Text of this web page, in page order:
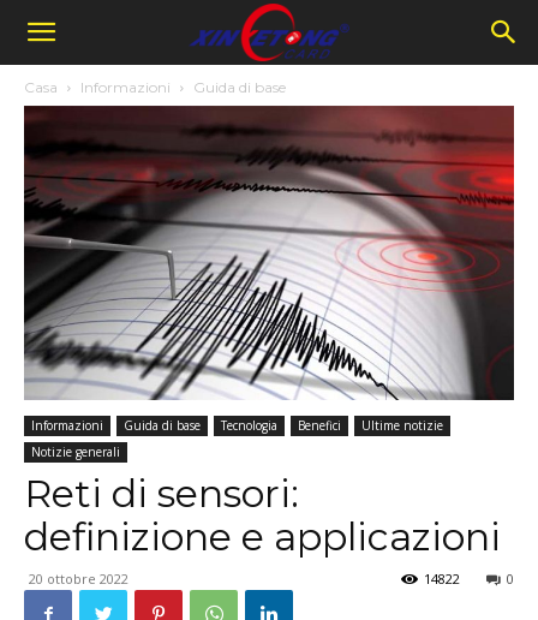
Casa Informazioni Guida di base
Informazioni Guida di base Tecnologia Benefici
Ultime notizie
Notizie generali
Reti di sensori:
definizione e applicazioni
20 ottobre 2022 0
14822